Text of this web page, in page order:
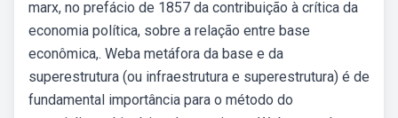
marx, no prefácio de 1857 da contribuição à crítica da
economia política, sobre a relação entre base
econômica,. Weba metáfora da base e da
superestrutura (ou infraestrutura e superestrutura) é de
fundamental importância para o método do